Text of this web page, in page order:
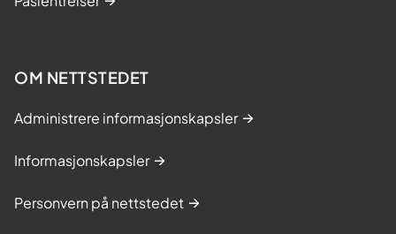
OM NETTSTEDET
Administrere informasjonskapsler
Informasjonskapsler
Personvern på nettstedet